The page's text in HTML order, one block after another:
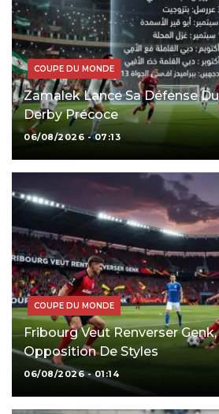
COUPE DU MONDE
Zamalek Lance Sa Défense
Derby Précoce
06/08/2026 - 07:13
COUPE DU MONDE
Fribourg Veut Renverser
Opposition De Styles
06/08/2026 - 01:14